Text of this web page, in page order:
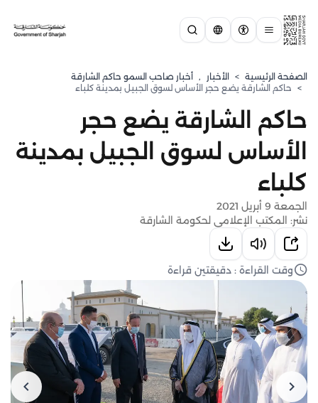
الصفحة الرئيسية > الأخبار , أخبار صاحب السمو حاكم الشارقة
> حاكم الشارقة يضع حجر الأساس لسوق الجبيل بمدينة كلباء
حاكم الشارقة يضع حجر
الأساس لسوق الجبيل بمدينة
كلباء
الجمعة 9 أبريل 2021
نشر: المكتب الإعلامي لحكومة الشارقة
وقت القراءة : دقيقتين قراءة